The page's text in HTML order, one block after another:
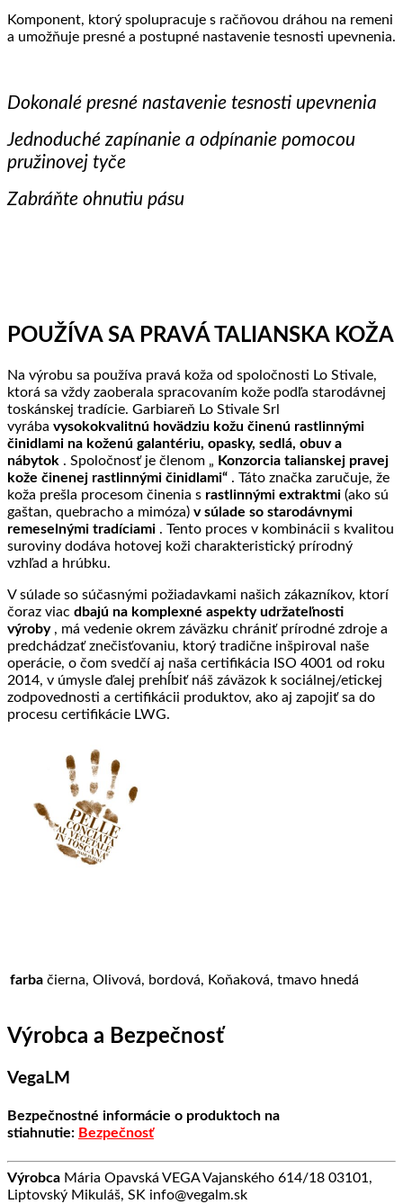
Komponent, ktorý spolupracuje s račňovou dráhou na remeni
a umožňuje presné a postupné nastavenie tesnosti upevnenia.
Dokonalé presné nastavenie tesnosti upevnenia
Jednoduché zapínanie a odpínanie pomocou
pružinovej tyče
Zabráňte ohnutiu pásu
POUŽÍVA SA PRAVÁ TALIANSKA KOŽA
Na výrobu sa používa pravá koža od spoločnosti Lo Stivale,
ktorá sa vždy zaoberala spracovaním kože podľa starodávnej
toskánskej tradície. Garbiareň Lo Stivale Srl
vyrába vysokokvalitnú hovädziu kožu činenú rastlinnými
činidlami na koženú galantériu, opasky, sedlá, obuv a
nábytok . Spoločnosť je členom „ Konzorcia talianskej pravej
kože činenej rastlinnými činidlami“ . Táto značka zaručuje, že
koža prešla procesom činenia s rastlinnými extraktmi (ako sú
gaštan, quebracho a mimóza) v súlade so starodávnymi
remeselnými tradíciami . Tento proces v kombinácii s kvalitou
suroviny dodáva hotovej koži charakteristický prírodný
vzhľad a hrúbku.
V súlade so súčasnými požiadavkami našich zákazníkov, ktorí
čoraz viac dbajú na komplexné aspekty udržateľnosti
výroby, má vedenie okrem záväzku chrániť prírodné zdroje a
predchádzať znečisťovaniu, ktorý tradične inšpiroval naše
operácie, o čom svedčí aj naša certifikácia ISO 4001 od roku
2014, v úmysle ďalej prehĺbiť náš záväzok k sociálnej/etickej
zodpovednosti a certifikácii produktov, ako aj zapojiť sa do
procesu certifikácie LWG.
farba čierna, Olivová, bordová, Koňaková, tmavo hnedá
Výrobca a Bezpečnosť
VegaLM
Bezpečnostné informácie o produktoch na
stiahnutie: Bezpečnosť
Výrobca Mária Opavská VEGA Vajanského 614/18 03101,
Liptovský Mikuláš, SK info@vegalm.sk